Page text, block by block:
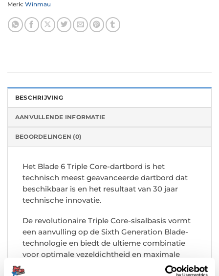
Merk: Winmau
BESCHRIJVING
AANVULLENDE INFORMATIE
BEOORDELINGEN (0)
Het Blade 6 Triple Core-dartbord is het
technisch meest geavanceerde dartbord dat
beschikbaar is en het resultaat van 30 jaar
technische innovatie.
De revolutionaire Triple Core-sisalbasis vormt
een aanvulling op de Sixth Generation Blade-
technologie en biedt de ultieme combinatie
voor optimale vezeldichtheid en maximale